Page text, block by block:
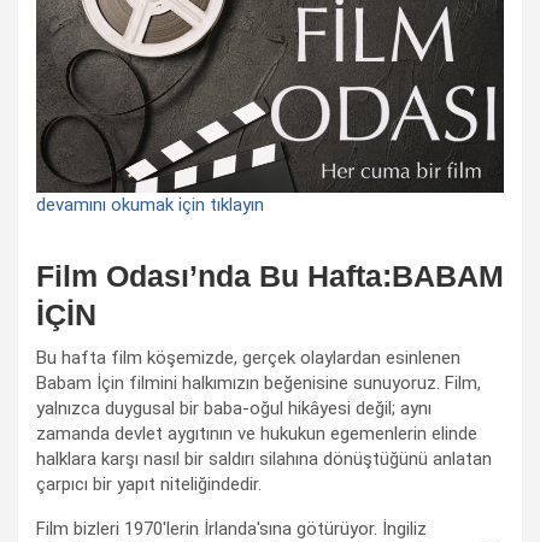
devamını okumak için tıklayın
Film Odası’nda Bu Hafta:BABAM
İÇİN
Bu hafta film köşemizde, gerçek olaylardan esinlenen
Babam İçin filmini halkımızın beğenisine sunuyoruz. Film,
yalnızca duygusal bir baba-oğul hikâyesi değil; aynı
zamanda devlet aygıtının ve hukukun egemenlerin elinde
halklara karşı nasıl bir saldırı silahına dönüştüğünü anlatan
çarpıcı bir yapıt niteliğindedir.
Film bizleri 1970'lerin İrlanda'sına götürüyor. İngiliz